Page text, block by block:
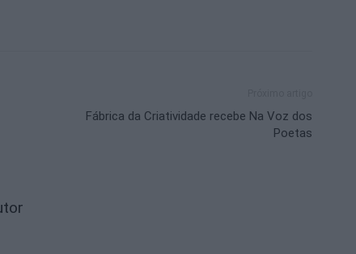
Fábrica da Criatividade recebe Na Voz dos
Poetas